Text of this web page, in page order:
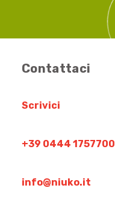
Contattaci
Scrivici
+39 0444 1757700
info@niuko.it